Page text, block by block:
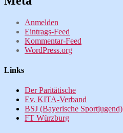
Anmelden
Eintrags-Feed
Kommentar-Feed
WordPress.org
Links
Der Paritätische
Ev. KITA-Verband
BSJ (Bayerische Sportjugend)
FT Würzburg